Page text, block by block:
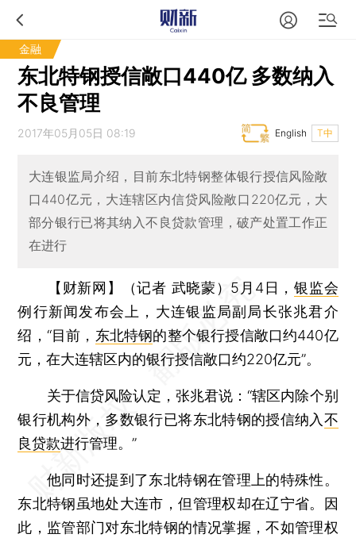
金融
东北特钢授信敞口440亿 多数纳入
不良管理
2017年05月05日 08:19 T中
English
大连银监局介绍，目前东北特钢整体银行授信风险敞
口440亿元，大连辖区内信贷风险敞口220亿元，大
部分银行已将其纳入不良贷款管理，破产处置工作正
在进行
【财新网】（记者 武晓蒙） 5月4日，银监会
例行新闻发布会上，大连银监局副局长张兆君介
绍，“目前， 东北特钢的整个银行授信敞口约440亿
元，在大连辖区内的银行授信敞口约220亿元”。
关于信贷风险认定，张兆君说：“辖区内除个别
银行机构外，多数银行已将东北特钢的授信纳入 不
良贷款进行管理。”
他同时还提到了东北特钢在管理上的特殊性。
东北特钢虽地处大连市，但管理权却在辽宁省。因
此，监管部门对东北特钢的情况掌握，不如管理权